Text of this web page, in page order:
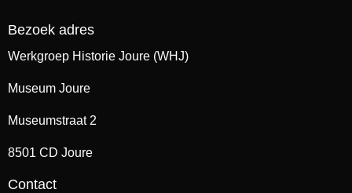
Bezoek adres
Werkgroep Historie Joure (WHJ)
Museum Joure
Museumstraat 2
8501 CD Joure
Contact